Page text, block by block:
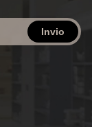
Invio